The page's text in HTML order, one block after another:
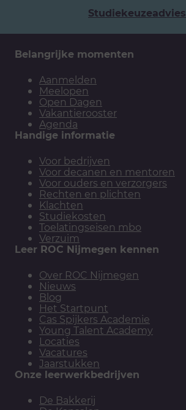
Studiekeuzeadvies
Belangrijke momenten
Aanmelden
Meelopen
Open Dagen
Vakantierooster
Agenda
Handige informatie
Voor bedrijven
Voor decanen en mentoren
Voor ouders en verzorgers
Rechten en plichten
Klachten
Studiekosten
Toelatingseisen mbo
Verzuim
Leer ROC Nijmegen kennen
Over ROC Nijmegen
Nieuws
Blog
Het Startpunt
Cas Spijkers Academie
Young Talent Academy
Locaties
Vacatures
Jaarstukken
Onze leerwerkbedrijven
De Bakkerij